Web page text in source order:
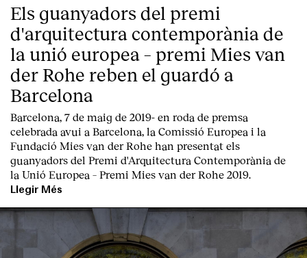
Clients
Els guanyadors del premi
d'arquitectura contemporània de
la unió europea – premi Mies van
der Rohe reben el guardó a
Barcelona
Barcelona, 7 de maig de 2019- en roda de premsa
celebrada avui a Barcelona, la Comissió Europea i la
Fundació Mies van der Rohe han presentat els
guanyadors del Premi d'Arquitectura Contemporània de
la Unió Europea – Premi Mies van der Rohe 2019.
Llegir Més